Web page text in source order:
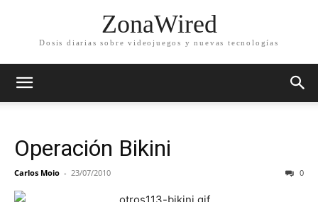
ZonaWired
Dosis diarias sobre videojuegos y nuevas tecnologías
Operación Bikini
Carlos Moio - 23/07/2010 0